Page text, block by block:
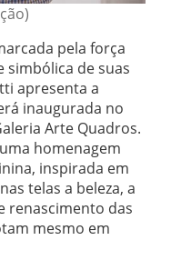
pela força
simbólica de suas
apresenta a
inaugurada no
Arte Quadros.
homenagem
inspirada em
telas a beleza, a
renascimento das
mesmo em